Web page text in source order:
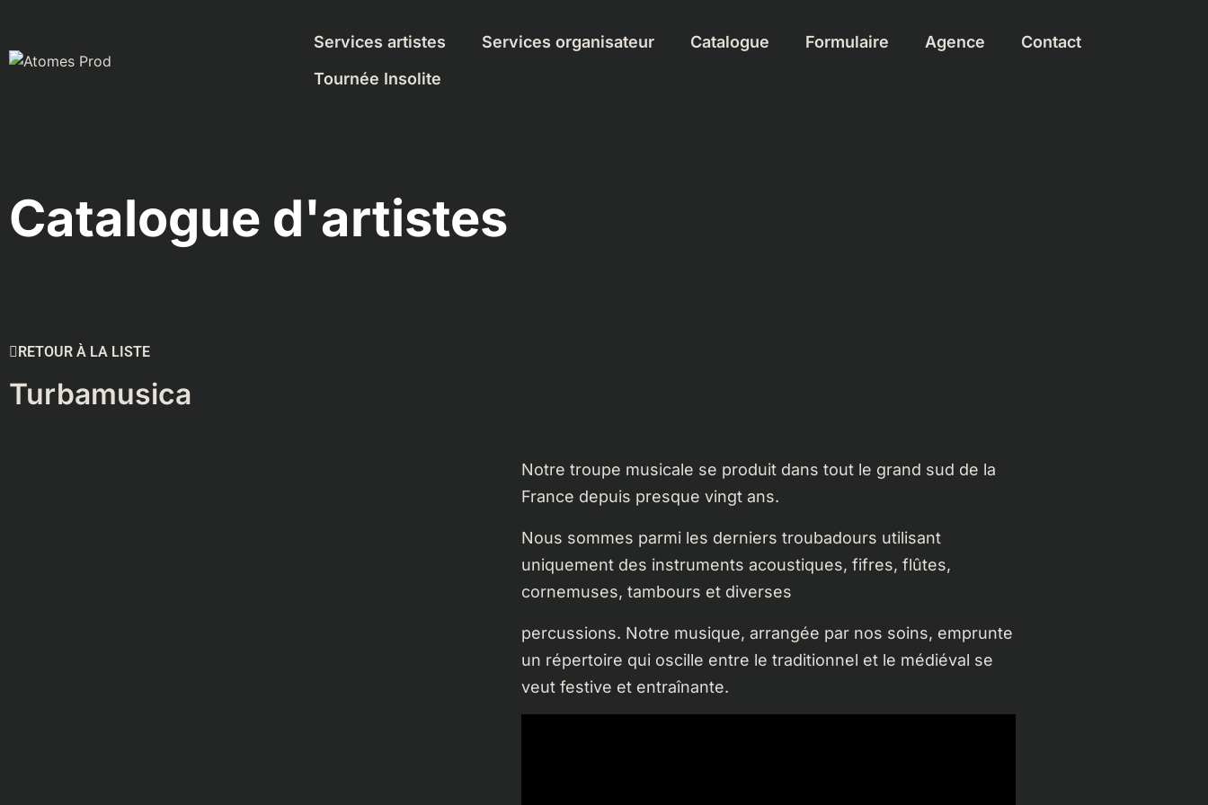
Services artistes Services organisateur Catalogue Formulaire Agence
Contact
Tournée Insolite
Catalogue d'artistes
RETOUR À LA LISTE
Turbamusica
Notre troupe musicale se produit dans tout le grand sud de la
France depuis presque vingt ans.
Nous sommes parmi les derniers troubadours utilisant
uniquement des instruments acoustiques, fifres, flûtes,
cornemuses, tambours et diverses
percussions. Notre musique, arrangée par nos soins, emprunte
un répertoire qui oscille entre le traditionnel et le médiéval se
veut festive et entraînante.